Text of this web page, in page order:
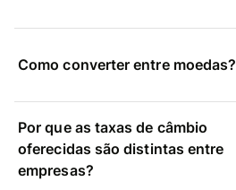
Como converter entre moedas?
Por que as taxas de câmbio
oferecidas são distintas entre
empresas?